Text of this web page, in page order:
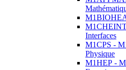
Interfaces
M1CPS -
Physique
M1HEP -